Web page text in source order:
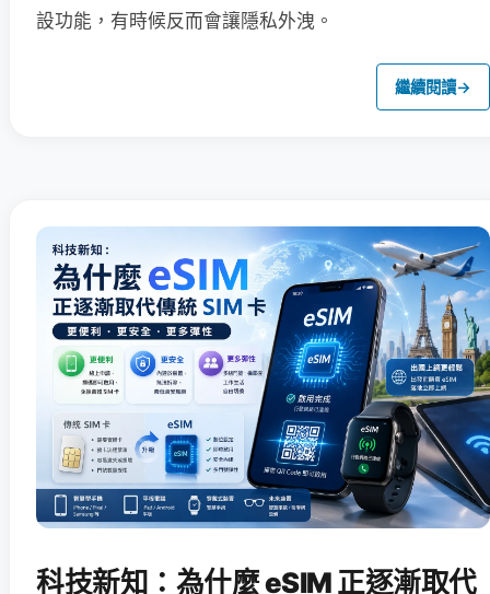
設功能，有時候反而會讓隱私外洩。
繼續閱讀→
科技新知：為什麼 eSIM 正逐漸取代